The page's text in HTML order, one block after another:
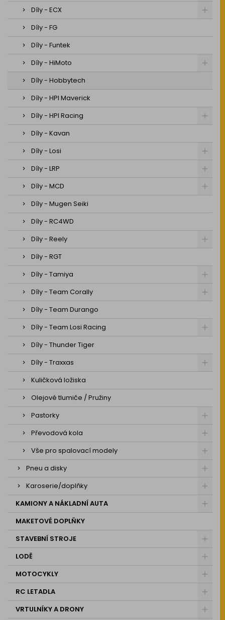
Díly - ECX
Díly - FG
Díly - Funtek
Díly - HiMoto
Díly - Hobbytech
Díly - HPI Maverick
Díly - HPI Racing
Díly - Kavan
Díly - Losi
Díly - LRP
Díly - MCD
Díly - Mugen Seiki
Díly - RC4WD
Díly - Reely
Díly - RGT
Díly - Tamiya
Díly - Team Corally
Díly - Team Durango
Díly - Team Losi Racing
Díly - Thunder Tiger
Díly - Traxxas
Kuličková ložiska
Olejové tlumiče / Pružiny
Pastorky
Převodová kola
Vše pro spalovací modely
Pneu a disky
Karoserie/doplňky
KAMIONY A NÁKLADNÍ AUTA
MAKETOVÉ DOPLŇKY
STAVEBNÍ STROJE
LODĚ
MOTOCYKLY
RC LETADLA
VRTULNÍKY A DRONY